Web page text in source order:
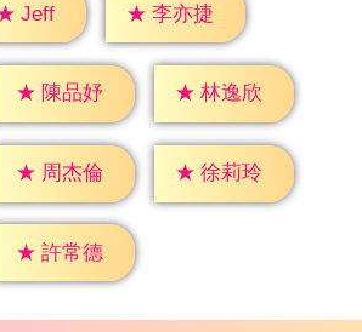
Jeff ★ 李亦捷
★ 陳品妤 ★ 林逸欣
★ 周杰倫 ★ 徐莉玲
★ 許常德